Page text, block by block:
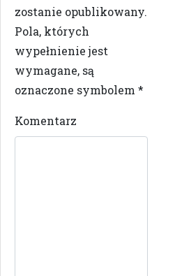
zostanie opublikowany.
Pola, których
wypełnienie jest
wymagane, są
oznaczone symbolem *
Komentarz